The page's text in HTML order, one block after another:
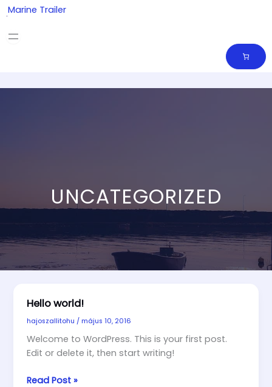
Skip
to
content
Marine Trailer
UNCATEGORIZED
Hello world!
hajoszallitohu / május 10, 2016
Welcome to WordPress. This is your first post.
Edit or delete it, then start writing!
Hello
Read Post »